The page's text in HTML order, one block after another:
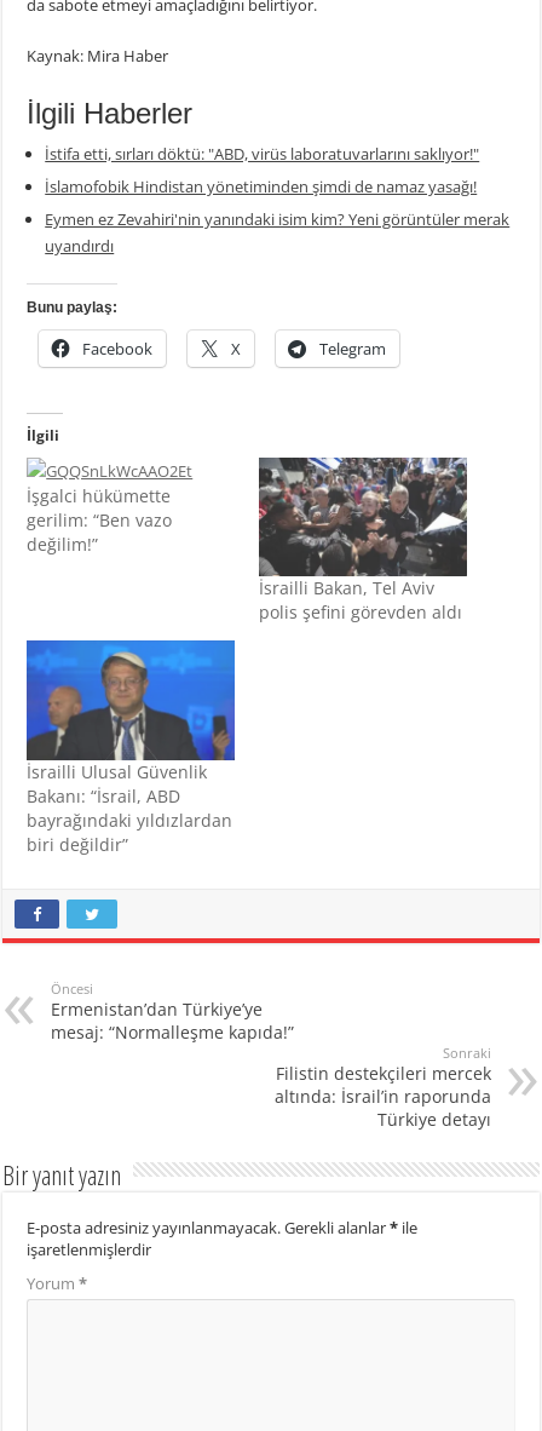
da sabote etmeyi amaçladığını belirtiyor.
Kaynak: Mira Haber
İlgili Haberler
İstifa etti, sırları döktü: "ABD, virüs laboratuvarlarını saklıyor!"
İslamofobik Hindistan yönetiminden şimdi de namaz yasağı!
Eymen ez Zevahiri'nin yanındaki isim kim? Yeni görüntüler merak
uyandırdı
Bunu paylaş:
Facebook X Telegram
İlgili
İşgalci hükümette
gerilim: “Ben vazo
değilim!”
İsrailli Bakan, Tel Aviv
polis şefini görevden aldı
İsrailli Ulusal Güvenlik
Bakanı: “İsrail, ABD
bayrağındaki yıldızlardan
biri değildir”
Öncesi
Ermenistan’dan Türkiye’ye
mesaj: “Normalleşme kapıda!”
Sonraki
Filistin destekçileri mercek
altında: İsrail’in raporunda
Türkiye detayı
Bir yanıt yazın
E-posta adresiniz yayınlanmayacak.Gerekli alanlar* ile
işaretlenmişlerdir
Yorum*